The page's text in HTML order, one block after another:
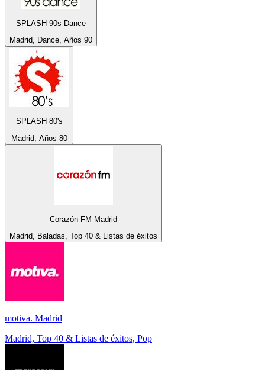
SPLASH 90s Dance
Madrid, Dance, Años 90
SPLASH 80's
Madrid, Años 80
Corazón FM Madrid
Madrid, Baladas, Top 40 & Listas de éxitos
motiva. Madrid
Madrid, Top 40 & Listas de éxitos, Pop